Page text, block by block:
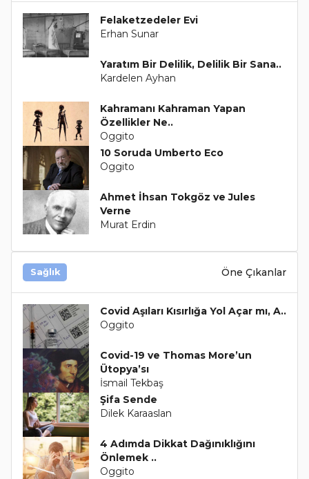
Felaketzedeler Evi
Erhan Sunar
Yaratım Bir Delilik, Delilik Bir Sana..
Kardelen Ayhan
Kahramanı Kahraman Yapan
Özellikler Ne..
Oggito
10 Soruda Umberto Eco
Oggito
Ahmet İhsan Tokgöz ve Jules
Verne
Murat Erdin
Sağlık Öne Çıkanlar
Covid Aşıları Kısırlığa Yol Açar mı, A..
Oggito
Covid-19 ve Thomas More’un
Ütopya’sı
İsmail Tekbaş
Şifa Sende
Dilek Karaaslan
4 Adımda Dikkat Dağınıklığını
Önlemek ..
Oggito